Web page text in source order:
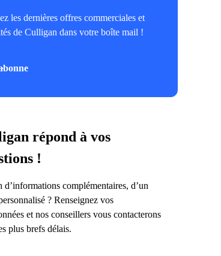
les dernières offres commerciales et
de Culligan dans votre boîte mail !
répond à vos
!
d’informations complémentaires, d’un
? Renseignez vos
et nos conseillers vous contacterons
plus brefs délais.